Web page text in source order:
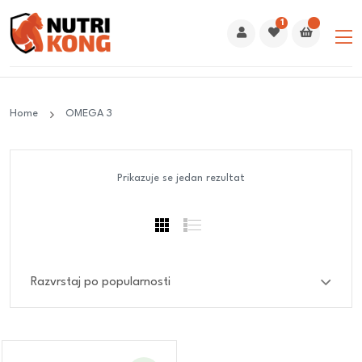
1
Home OMEGA 3
Prikazuje se jedan rezultat